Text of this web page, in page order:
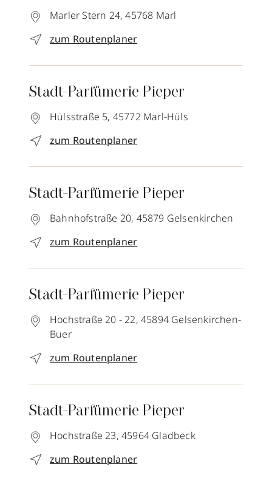
Marler Stern 24, 45768 Marl
zum Routenplaner
Stadt-Parfümerie Pieper
Hülsstraße 5, 45772 Marl-Hüls
zum Routenplaner
Stadt-Parfümerie Pieper
Bahnhofstraße 20, 45879 Gelsenkirchen
zum Routenplaner
Stadt-Parfümerie Pieper
Hochstraße 20 - 22, 45894 Gelsenkirchen-
Buer
zum Routenplaner
Stadt-Parfümerie Pieper
Hochstraße 23, 45964 Gladbeck
zum Routenplaner